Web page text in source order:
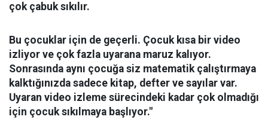
çok çabuk sıkılır.
Bu çocuklar için de geçerli. Çocuk kısa bir video
izliyor ve çok fazla uyarana maruz kalıyor.
Sonrasında aynı çocuğa siz matematik çalıştırmaya
kalktığınızda sadece kitap, defter ve sayılar var.
Uyaran video izleme sürecindeki kadar çok olmadığı
için çocuk sıkılmaya başlıyor."